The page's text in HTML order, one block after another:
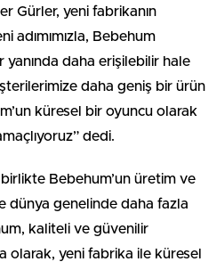
Gürler, yeni fabrikanın
adımımızla, Bebehum
yanında daha erişilebilir hale
daha geniş bir ürün
küresel bir oyuncu olarak
dedi.
birlikte Bebehum’un üretim ve
dünya genelinde daha fazla
kaliteli ve güvenilir
olarak, yeni fabrika ile küresel